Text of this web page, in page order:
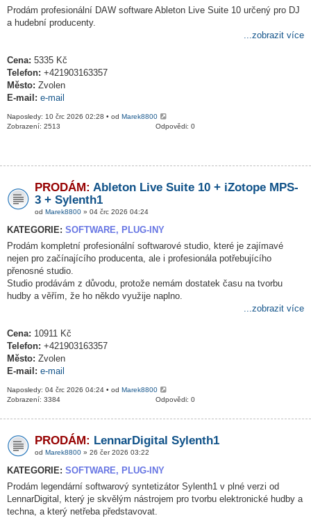
Prodám profesionální DAW software Ableton Live Suite 10 určený pro DJ
a hudební producenty.
...zobrazit více
Cena: 5335 Kč
Telefon: +421903163357
Město: Zvolen
E-mail: e-mail
Naposledy: 10 črc 2026 02:28 • od Marek8800
Odpovědi: 0
Zobrazení: 2513
PRODÁM: Ableton Live Suite 10 + iZotope MPS-
3 + Sylenth1
od Marek8800 » 04 črc 2026 04:24
KATEGORIE: SOFTWARE, PLUG-INY
Prodám kompletní profesionální softwarové studio, které je zajímavé
nejen pro začínajícího producenta, ale i profesionála potřebujícího
přenosné studio.
Studio prodávám z důvodu, protože nemám dostatek času na tvorbu
hudby a věřím, že ho někdo využije naplno.
...zobrazit více
Cena: 10911 Kč
Telefon: +421903163357
Město: Zvolen
E-mail: e-mail
Naposledy: 04 črc 2026 04:24 • od Marek8800
Odpovědi: 0
Zobrazení: 3384
PRODÁM: LennarDigital Sylenth1
od Marek8800 » 26 čer 2026 03:22
KATEGORIE: SOFTWARE, PLUG-INY
Prodám legendární softwarový syntetizátor Sylenth1 v plné verzi od
LennarDigital, který je skvělým nástrojem pro tvorbu elektronické hudby a
techna, a který netřeba představovat.